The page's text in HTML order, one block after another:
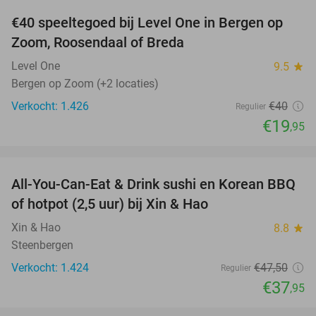
50%
€40 speeltegoed bij Level One in Bergen op
Zoom, Roosendaal of Breda
Level One 9.5 star
Bergen op Zoom (+2 locaties)
Verkocht: 1.426
Regulier €40
€19,95
20%
All-You-Can-Eat & Drink sushi en Korean BBQ
of hotpot (2,5 uur) bij Xin & Hao
Xin & Hao 8.8 star
Steenbergen
Verkocht: 1.424
Regulier €47,50
€37,95